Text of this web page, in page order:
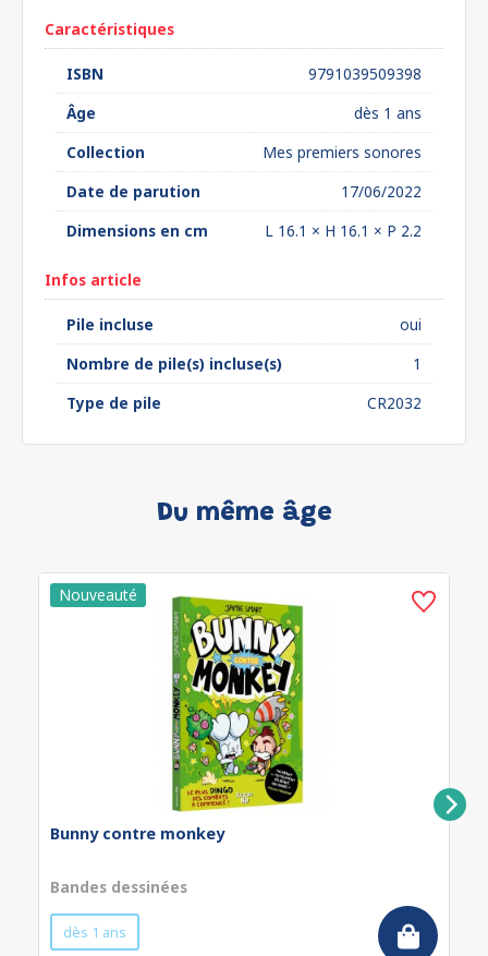
Caractéristiques
ISBN
9791039509398
Âge
dès 1 ans
Collection
Mes premiers sonores
Date de parution
17/06/2022
Dimensions en cm
L 16.1 × H 16.1 × P 2.2
Infos article
Pile incluse
oui
Nombre de pile(s) incluse(s)
1
Type de pile
CR2032
Du même âge
Bunny contre monkey
Bandes dessinées
dès 1 ans